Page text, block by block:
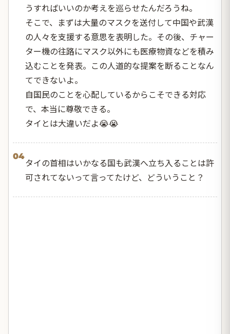
うすればいいのか考えを巡らせたんだろうね。
そこで、まずは大量のマスクを送付して中国や武漢
の人々を支援する意思を表明した。その後、チャー
ター機の往路にマスク以外にも医療物資などを積み
込むことを発表。この人道的な提案を断ることなん
てできないよ。
自国民のことを心配しているからこそできる対応
で、本当に尊敬できる。
タイとは大違いだよ😭😭
04
タイの首相はいかなる国も武漢へ立ち入ることは許
可されてないって言ってたけど、どういうこと？